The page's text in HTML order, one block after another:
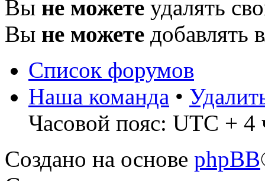
Вы не можете удалять
Вы не можете добавлять
Список форумов
Наша команда •
Часовой пояс: UTC + 4
Создано на основе phpBB